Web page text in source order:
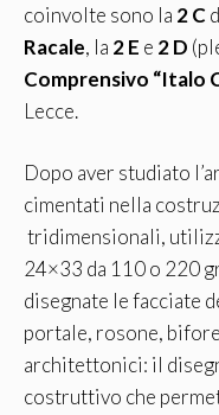
coinvolte sono la 2 C
Racale, la 2 E e 2 D
Comprensivo “Italo
Lecce.
Dopo aver studiato
cimentati nella
tridimensionali,
24×33 da 110 o 220
disegnate le facciate
portale, rosone,
architettonici: il
costruttivo che